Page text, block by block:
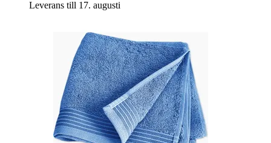
Leverans till 17. augusti